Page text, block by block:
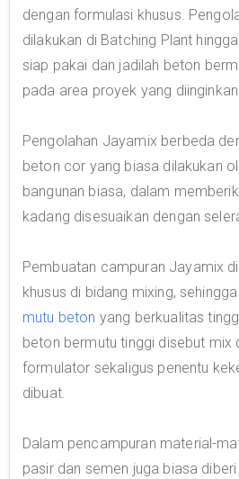
dengan formulasi khusus.
dilakukan di Batching Plant
siap pakai dan jadilah beton
pada area proyek yang
Pengolahan Jayamix berbeda
beton cor yang biasa dilakukan
bangunan biasa, dalam
kadang disesuaikan dengan
Pembuatan campuran Jayamix
khusus di bidang mixing,
mutu beton yang berkualitas
beton bermutu tinggi disebut mix
formulator sekaligus penentu
dibuat.
Dalam pencampuran material-
pasir dan semen juga biasa